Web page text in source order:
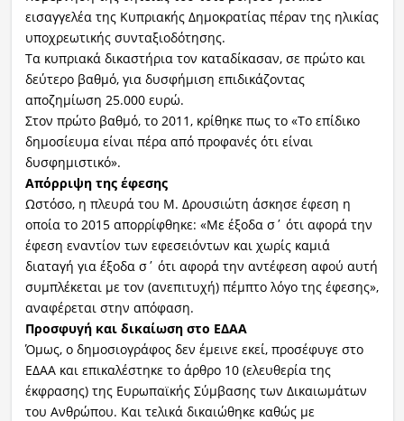
εισαγγελέα της Κυπριακής Δημοκρατίας πέραν της ηλικίας
υποχρεωτικής συνταξιοδότησης.
Τα κυπριακά δικαστήρια τον καταδίκασαν, σε πρώτο και
δεύτερο βαθμό, για δυσφήμιση επιδικάζοντας
αποζημίωση 25.000 ευρώ.
Στον πρώτο βαθμό, το 2011, κρίθηκε πως το «Το επίδικο
δημοσίευμα είναι πέρα από προφανές ότι είναι
δυσφημιστικό».
Απόρριψη της έφεσης
Ωστόσο, η πλευρά του Μ. Δρουσιώτη άσκησε έφεση η
οποία το 2015 απορρίφθηκε: «Με έξοδα σ΄ ότι αφορά την
έφεση εναντίον των εφεσειόντων και χωρίς καμιά
διαταγή για έξοδα σ΄ ότι αφορά την αντέφεση αφού αυτή
συμπλέκεται με τον (ανεπιτυχή) πέμπτο λόγο της έφεσης»,
αναφέρεται στην απόφαση.
Προσφυγή και δικαίωση στο ΕΔΑΑ
Όμως, ο δημοσιογράφος δεν έμεινε εκεί, προσέφυγε στο
ΕΔΑΑ και επικαλέστηκε το άρθρο 10 (ελευθερία της
έκφρασης) της Ευρωπαϊκής Σύμβασης των Δικαιωμάτων
του Ανθρώπου. Και τελικά δικαιώθηκε καθώς με